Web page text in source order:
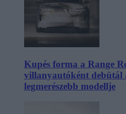
Kupés forma a Range
villanyautóként debütál
legmerészebb modellje